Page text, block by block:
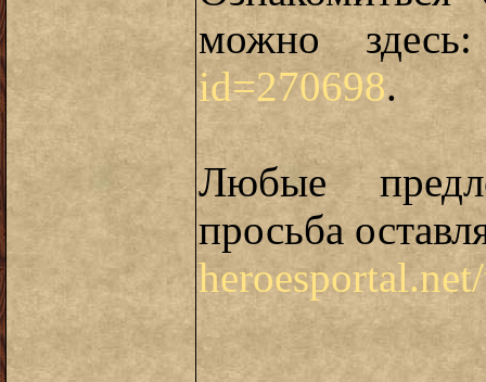
можно
id=270698.
Любые
просьба